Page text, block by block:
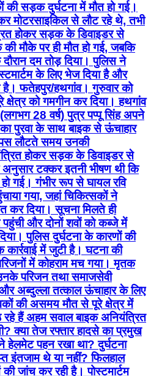
की सड़क दुर्घटना में मौत हो गई।
मोटरसाइकिल से लौट रहे थे, तभी
होकर सड़क के डिवाइडर से
मौके पर ही मौत हो गई, जबकि
दम तोड़ दिया। पुलिस ने
के लिए भेज दिया है और
है। फतेहपुर/हथगांव। गुरुवार को
को गमगीन कर दिया। हथगांव
(लगभग 28 वर्ष) पुत्र पप्पू सिंह अपने
का पुरवा के साथ बाइक से ऊंचाहार
लौटते समय उनकी
होकर सड़क के डिवाइडर से
अनुसार टक्कर इतनी भीषण थी कि
हो गई। गंभीर रूप से घायल रवि
गया, जहां चिकित्सकों ने
कर दिया। सूचना मिलते ही
और दोनों शवों को कब्जे में
पुलिस दुर्घटना के कारणों की
में जुटी है। घटना की
में कोहराम मच गया। मृतक
परिजन तथा समाजसेवी
अब्दुल्ला तत्काल ऊंचाहार के लिए
की असमय मौत से पूरे क्षेत्र में
हैं अहम सवाल बाइक अनियंत्रित
क्या तेज रफ्तार हादसे का प्रमुख
हेलमेट पहन रखा था? दुर्घटना
इंतजाम थे या नहीं? फिलहाल
जांच कर रही है। पोस्टमार्टम